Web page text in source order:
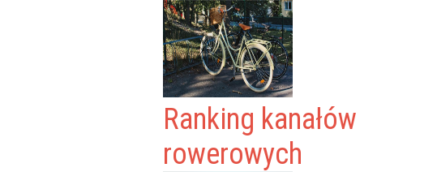
Ranking kanałów
rowerowych